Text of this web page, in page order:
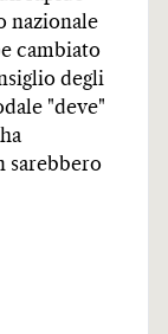
nazionale
cambiato
degli
"deve"
sarebbero